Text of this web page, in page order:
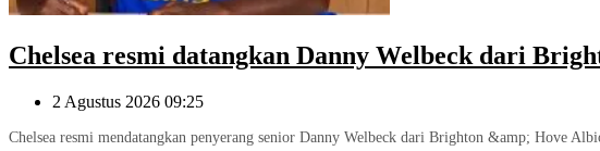
Chelsea resmi datangkan Danny Welbeck dari
2 Agustus 2026 09:25
Chelsea resmi mendatangkan penyerang senior Danny Welbeck dari Brighton &amp; Hove